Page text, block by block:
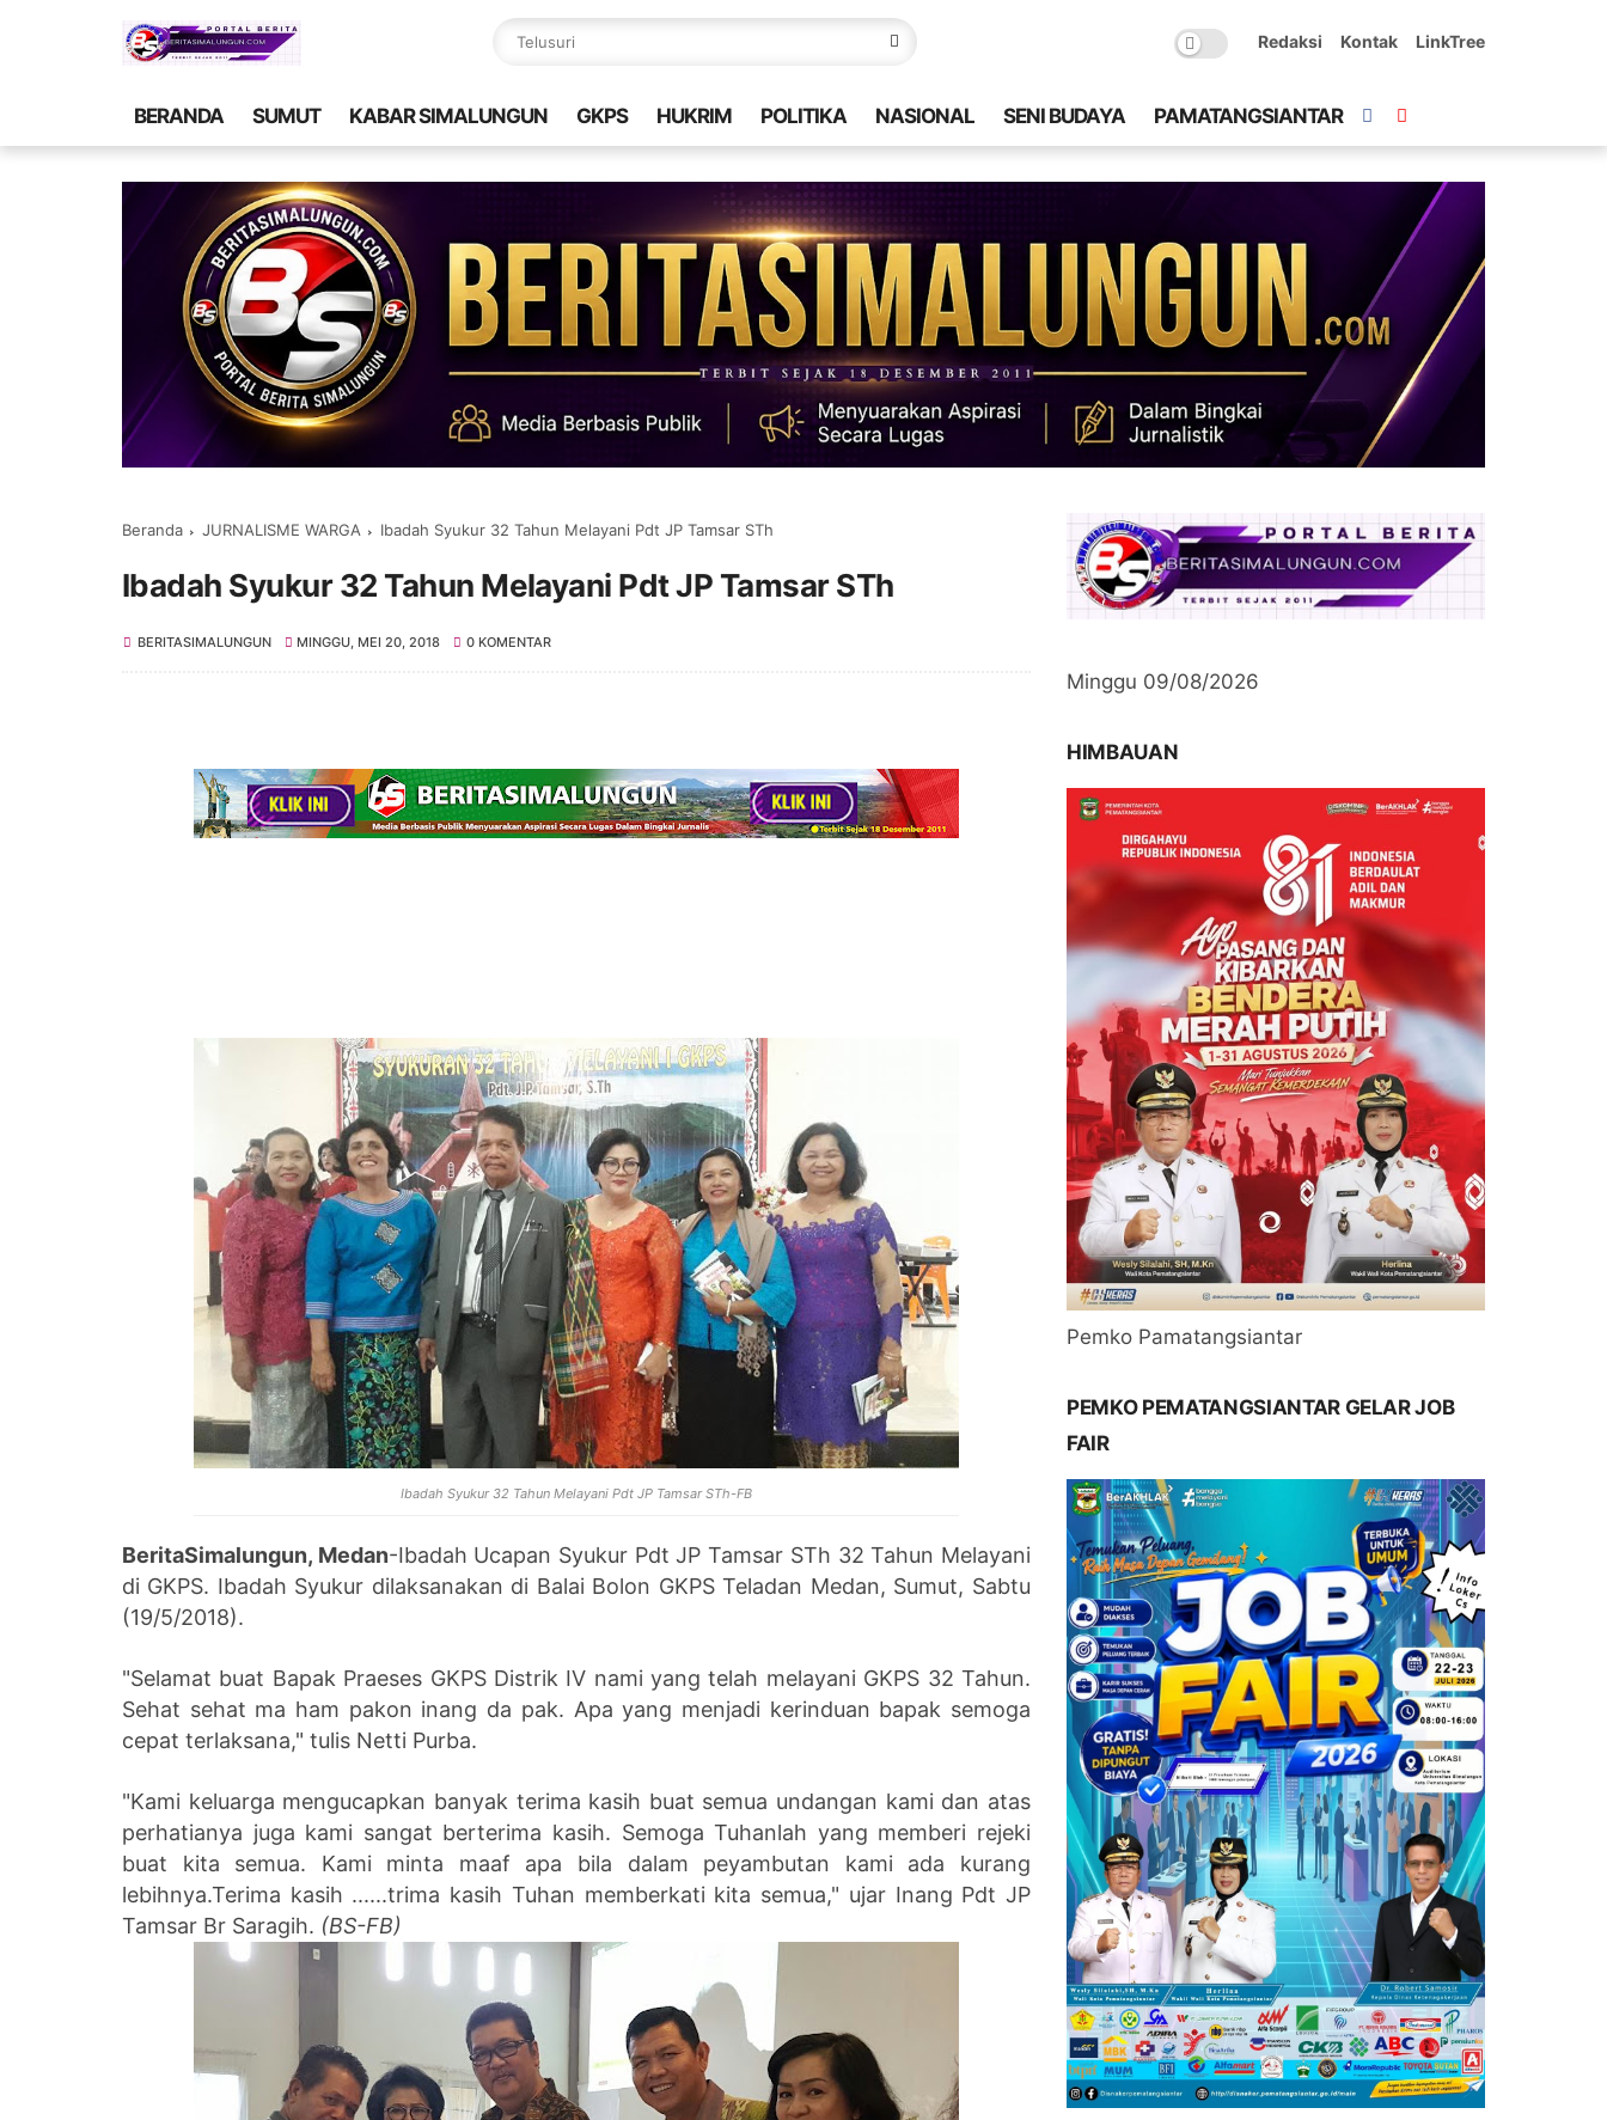
Redaksi Kontak LinkTree
BERANDA SUMUT KABAR SIMALUNGUN GKPS HUKRIM POLITIKA NASIONAL SENI BUDAYA PAMATANGSIANTAR
Beranda JURNALISME WARGA Ibadah Syukur 32 Tahun Melayani Pdt JP Tamsar STh
Ibadah Syukur 32 Tahun Melayani Pdt JP Tamsar STh
BERITASIMALUNGUN MINGGU, MEI 20, 2018 0 KOMENTAR
Ibadah Syukur 32 Tahun Melayani Pdt JP Tamsar STh-FB
BeritaSimalungun, Medan-Ibadah Ucapan Syukur Pdt JP Tamsar STh 32 Tahun Melayani
di GKPS. Ibadah Syukur dilaksanakan di Balai Bolon GKPS Teladan Medan, Sumut, Sabtu
(19/5/2018).
"Selamat buat Bapak Praeses GKPS Distrik IV nami yang telah melayani GKPS 32 Tahun.
Sehat sehat ma ham pakon inang da pak. Apa yang menjadi kerinduan bapak semoga
cepat terlaksana," tulis Netti Purba.
"Kami keluarga mengucapkan banyak terima kasih buat semua undangan kami dan atas
perhatianya juga kami sangat berterima kasih. Semoga Tuhanlah yang memberi rejeki
buat kita semua. Kami minta maaf apa bila dalam peyambutan kami ada kurang
lebihnya.Terima kasih ......trima kasih Tuhan memberkati kita semua," ujar Inang Pdt JP
Tamsar Br Saragih. (BS-FB)
Minggu 09/08/2026
HIMBAUAN
Pemko Pamatangsiantar
PEMKO PEMATANGSIANTAR GELAR JOB
FAIR